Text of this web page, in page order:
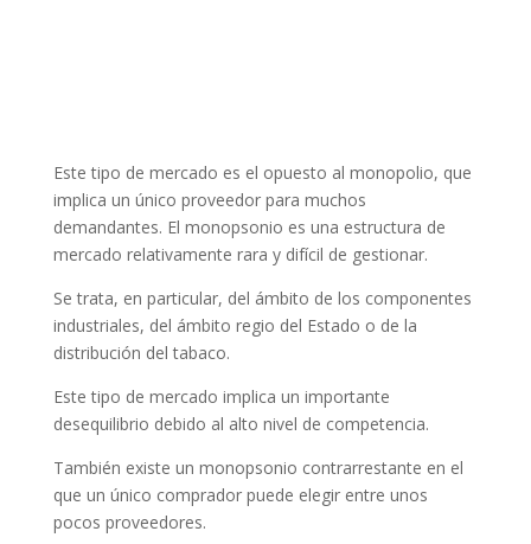
Este tipo de mercado es el opuesto al monopolio, que
implica un único proveedor para muchos
demandantes. El monopsonio es una estructura de
mercado relativamente rara y difícil de gestionar.
Se trata, en particular, del ámbito de los componentes
industriales, del ámbito regio del Estado o de la
distribución del tabaco.
Este tipo de mercado implica un importante
desequilibrio debido al alto nivel de competencia.
También existe un monopsonio contrarrestante en el
que un único comprador puede elegir entre unos
pocos proveedores.